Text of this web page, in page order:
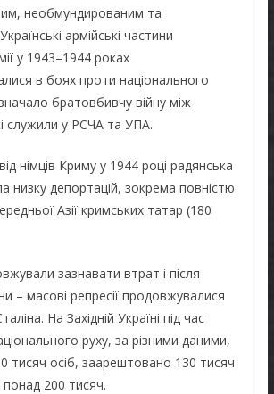
необмундированим та
армійські частини
у 1943–1944 роках
в боях проти національного
братовбивчу війну між
служили у РСЧА та УПА.
німців Криму у 1944 році радянська
низку депортацій, зокрема повністю
Азії кримських татар (180
зазнавати втрат і після
– масові репресії продовжувалися
На Західній Україні під час
руху, за різними даними,
тисяч осіб, заарештовано 130 тисяч
200 тисяч.